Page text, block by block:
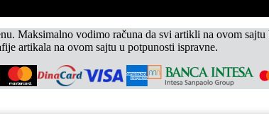
Maksimalno vodimo računa da svi artikli na ovom
artikala na ovom sajtu u potpunosti ispravne.